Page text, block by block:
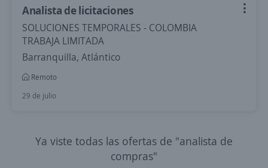
Analista de licitaciones
SOLUCIONES TEMPORALES - COLOMBIA
TRABAJA LIMITADA
Barranquilla, Atlántico
Remoto
29 de julio
Ya viste todas las ofertas de "analista de
compras"